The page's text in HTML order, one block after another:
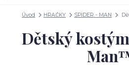
Úvod HRAČKY SPIDER - MAN
Dětský